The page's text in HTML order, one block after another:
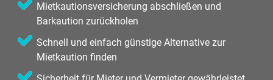
Mietkautionsversicherung abschließen und
Barkaution zurückholen
Schnell und einfach günstige Alternative zur
Mietkaution finden